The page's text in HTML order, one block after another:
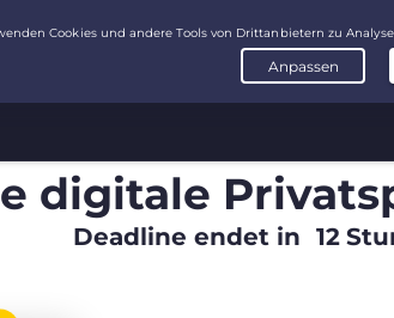
digitale
Deadline endet in 12